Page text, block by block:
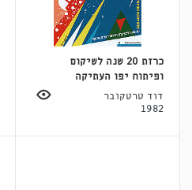
כרזת 20 שנה לשיקום
ופיתוח יפו העתיקה
דוד טרטקובר
1982